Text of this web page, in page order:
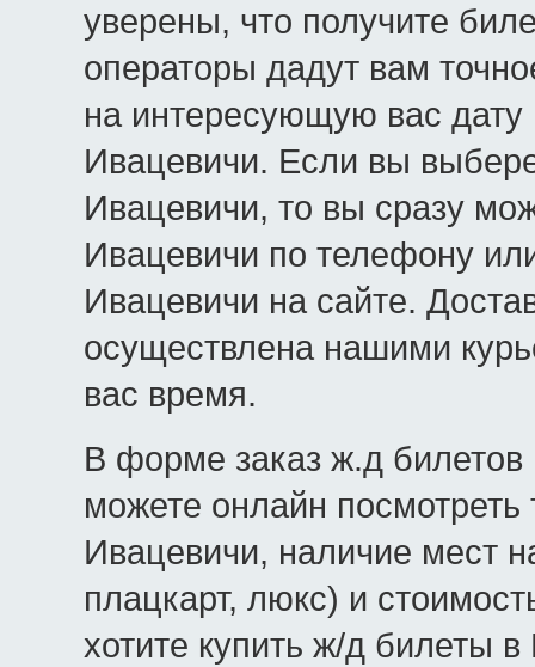
уверены, что получите
операторы дадут вам
на интересующую вас дату
Ивацевичи. Если вы
Ивацевичи, то вы сразу
Ивацевичи по телефону
Ивацевичи на сайте.
осуществлена нашими
вас время.
В форме заказ ж.д
можете онлайн посмотреть
Ивацевичи, наличие мест
плацкарт, люкс) и
хотите купить ж/д билеты